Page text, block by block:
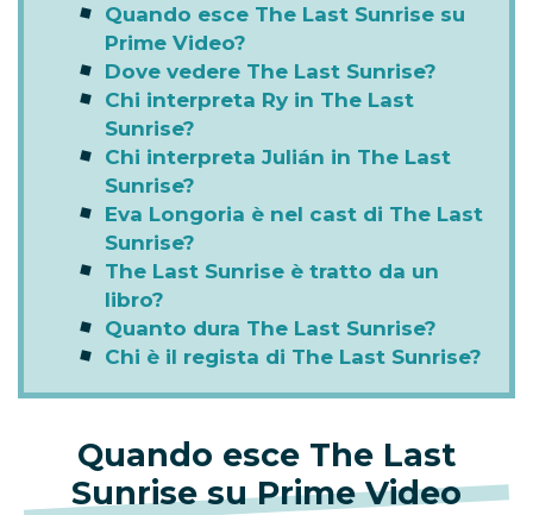
Quando esce The Last Sunrise su
Prime Video?
Dove vedere The Last Sunrise?
Chi interpreta Ry in The Last
Sunrise?
Chi interpreta Julián in The Last
Sunrise?
Eva Longoria è nel cast di The Last
Sunrise?
The Last Sunrise è tratto da un
libro?
Quanto dura The Last Sunrise?
Chi è il regista di The Last Sunrise?
Quando esce The Last
Sunrise su Prime Video